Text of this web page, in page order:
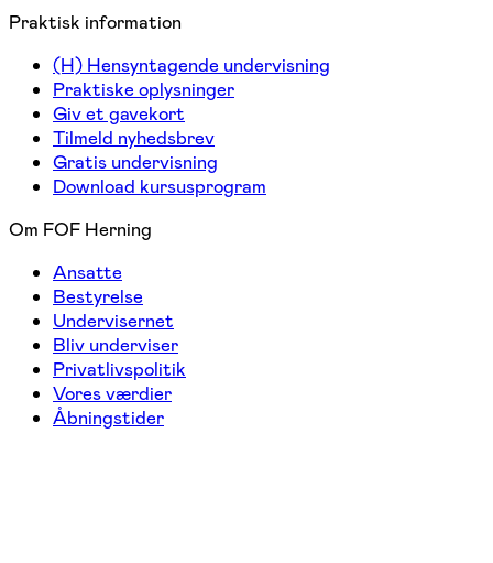
Praktisk information
(H) Hensyntagende undervisning
Praktiske oplysninger
Giv et gavekort
Tilmeld nyhedsbrev
Gratis undervisning
Download kursusprogram
Om FOF Herning
Ansatte
Bestyrelse
Undervisernet
Bliv underviser
Privatlivspolitik
Vores værdier
Åbningstider